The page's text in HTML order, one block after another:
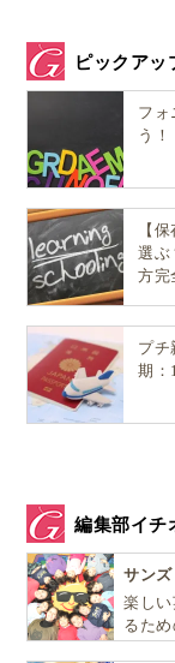
ピックアッ
フォ
う！
【
選ぶ
方完
プ
期：
編集部イ
サン
楽し
るた